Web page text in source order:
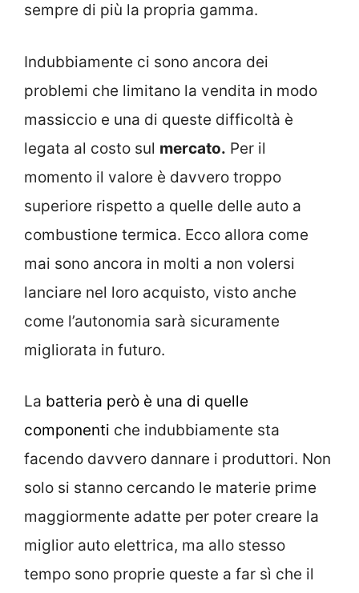
sempre di più la propria gamma.
Indubbiamente ci sono ancora dei
problemi che limitano la vendita in modo
massiccio e una di queste difficoltà è
legata al costo sul mercato. Per il
momento il valore è davvero troppo
superiore rispetto a quelle delle auto a
combustione termica. Ecco allora come
mai sono ancora in molti a non volersi
lanciare nel loro acquisto, visto anche
come l’autonomia sarà sicuramente
migliorata in futuro.
La batteria però è una di quelle
componenti che indubbiamente sta
facendo davvero dannare i produttori. Non
solo si stanno cercando le materie prime
maggiormente adatte per poter creare la
miglior auto elettrica, ma allo stesso
tempo sono proprie queste a far sì che il